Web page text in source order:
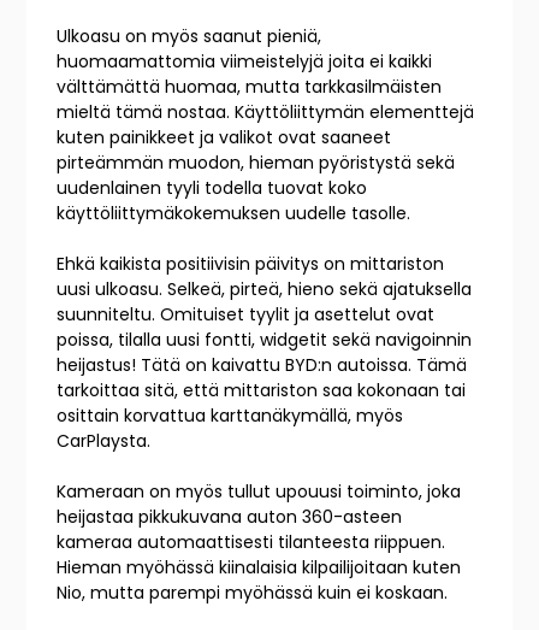
Ulkoasu on myös saanut pieniä,
huomaamattomia viimeistelyjä joita ei kaikki
välttämättä huomaa, mutta tarkkasilmäisten
mieltä tämä nostaa. Käyttöliittymän elementtejä
kuten painikkeet ja valikot ovat saaneet
pirteämmän muodon, hieman pyöristystä sekä
uudenlainen tyyli todella tuovat koko
käyttöliittymäkokemuksen uudelle tasolle.
Ehkä kaikista positiivisin päivitys on mittariston
uusi ulkoasu. Selkeä, pirteä, hieno sekä ajatuksella
suunniteltu. Omituiset tyylit ja asettelut ovat
poissa, tilalla uusi fontti, widgetit sekä navigoinnin
heijastus! Tätä on kaivattu BYD:n autoissa. Tämä
tarkoittaa sitä, että mittariston saa kokonaan tai
osittain korvattua karttanäkymällä, myös
CarPlaysta.
Kameraan on myös tullut upouusi toiminto, joka
heijastaa pikkukuvana auton 360-asteen
kameraa automaattisesti tilanteesta riippuen.
Hieman myöhässä kiinalaisia kilpailijoitaan kuten
Nio, mutta parempi myöhässä kuin ei koskaan.